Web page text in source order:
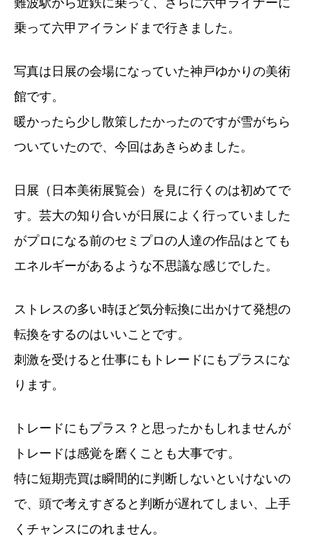
乗って六甲アイランドまで行きました。
写真は日展の会場になっていた神戸ゆかりの美術
館です。
暖かったら少し散策したかったのですが雪がちら
ついていたので、今回はあきらめました。
日展（日本美術展覧会）を見に行くのは初めてで
す。芸大の知り合いが日展によく行っていました
がプロになる前のセミプロの人達の作品はとても
エネルギーがあるような不思議な感じでした。
ストレスの多い時ほど気分転換に出かけて発想の
転換をするのはいいことです。
刺激を受けると仕事にもトレードにもプラスにな
ります。
トレードにもプラス？と思ったかもしれませんが
トレードは感覚を磨くことも大事です。
特に短期売買は瞬間的に判断しないといけないの
で、頭で考えすぎると判断が遅れてしまい、上手
くチャンスにのれません。